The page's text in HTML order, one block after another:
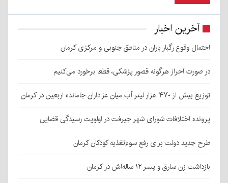
آخرین اخبار
احتمال وقوع رگبار باران در مناطق جنوبی و مرکزی کرمان
در صورت احراز هرگونه قصور پزشکی، قطعا برخورد می‌کنیم
توزیع بیش از ۴۷۰ هزار لیتر آب میان عزاداران جامانده اربعین در کرمان
پرونده اختلافات شورای شهر جیرفت در اولویت رسیدگی قضایی
طرح جدید دولت برای رفع سوءتغذیه کودکان کرمان
بازداشت زن سارق و پسر ۱۲ ساله‌اش در کرمان